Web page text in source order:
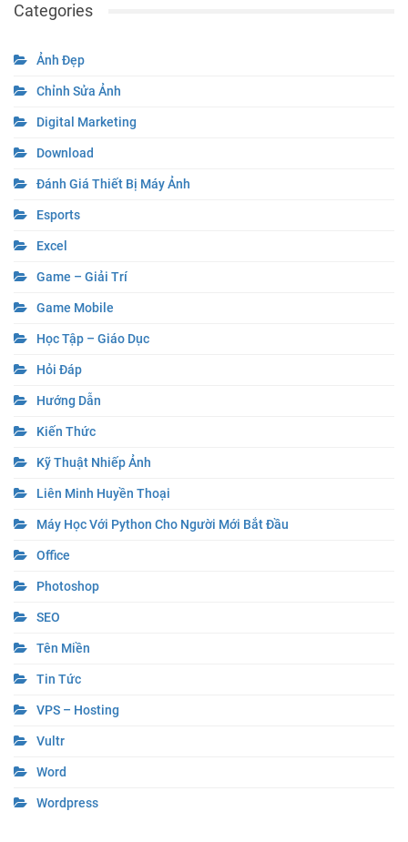
Categories
Ảnh Đẹp
Chỉnh Sửa Ảnh
Digital Marketing
Download
Đánh Giá Thiết Bị Máy Ảnh
Esports
Excel
Game – Giải Trí
Game Mobile
Học Tập – Giáo Dục
Hỏi Đáp
Hướng Dẫn
Kiến Thức
Kỹ Thuật Nhiếp Ảnh
Liên Minh Huyền Thoại
Máy Học Với Python Cho Người Mới Bắt Đầu
Office
Photoshop
SEO
Tên Miền
Tin Tức
VPS – Hosting
Vultr
Word
Wordpress